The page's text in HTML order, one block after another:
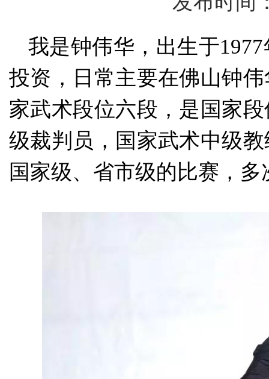
我是钟伟华，出生于
投资，日常主要在佛山钟
家武术段位六段，是国家
级裁判员，国家武术中级
国家级、省市级的比赛，